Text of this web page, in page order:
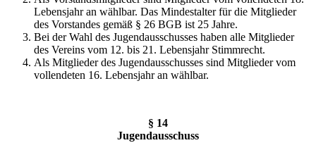
Lebensjahr an wählbar. Das Mindestalter für die Mitglieder
des Vorstandes gemäß § 26 BGB ist 25 Jahre.
Bei der Wahl des Jugendausschusses haben alle Mitglieder
des Vereins vom 12. bis 21. Lebensjahr Stimmrecht.
Als Mitglieder des Jugendausschusses sind Mitglieder vom
vollendeten 16. Lebensjahr an wählbar.
§ 14
Jugendausschuss